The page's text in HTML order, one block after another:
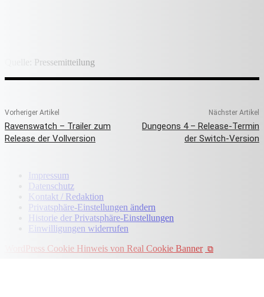
Quelle: Pressemitteilung
Vorheriger Artikel
Ravenswatch – Trailer zum
Release der Vollversion
Nächster Artikel
Dungeons 4 – Release-Termin
der Switch-Version
Impressum
Datenschutz
Kontakt / Redaktion
Privatsphäre-Einstellungen ändern
Historie der Privatsphäre-Einstellungen
Einwilligungen widerrufen
WordPress Cookie Hinweis von Real Cookie Banner